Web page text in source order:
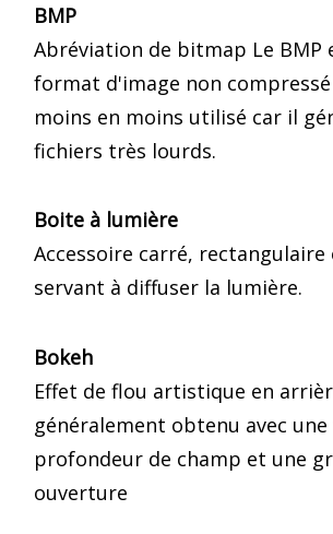
BMP
Abréviation de bitmap Le BMP
format d'image non
moins en moins utilisé car il
fichiers très lourds.
Boite à lumière
Accessoire carré,
servant à diffuser la lumière.
Bokeh
Effet de flou artistique en
généralement obtenu avec
profondeur de champ et une
ouverture